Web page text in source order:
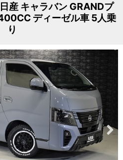
産 キャラバン GRANDプ
ディーゼル車 5人乗
り